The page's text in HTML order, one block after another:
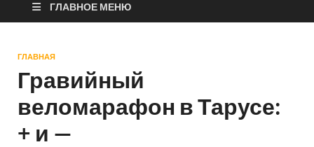
ГЛАВНОЕ МЕНЮ
ГЛАВНАЯ
Гравийный
веломарафон в Тарусе:
+ и —